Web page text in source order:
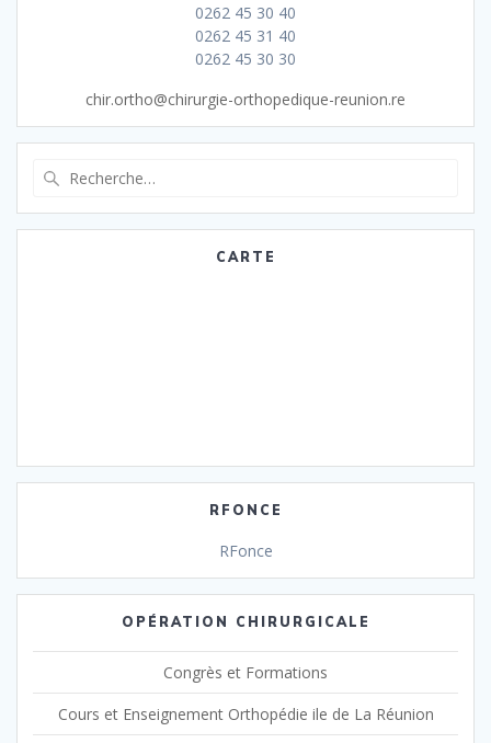
0262 45 30 40
0262 45 31 40
0262 45 30 30
chir.ortho@chirurgie-orthopedique-reunion.re
:
CARTE
RFONCE
RFonce
OPÉRATION CHIRURGICALE
Congrès et Formations
Cours et Enseignement Orthopédie ile de La Réunion